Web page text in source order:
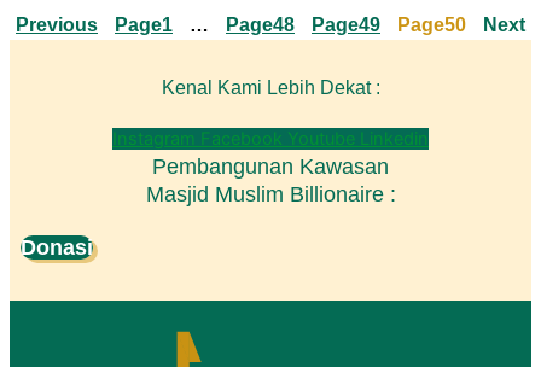
Previous Page1 … Page48 Page49 Page50 Next
Kenal Kami Lebih Dekat :
Instagram Facebook Youtube Linkedin
Pembangunan Kawasan
Masjid Muslim Billionaire :
Donasi